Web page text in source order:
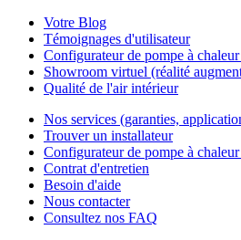
Votre Blog
Témoignages d'utilisateur
Configurateur de pompe à
Showroom virtuel (réalité
Qualité de l'air intérieur
Nos services (garanties,
Trouver un installateur
Configurateur de pompe à
Contrat d'entretien
Besoin d'aide
Nous contacter
Consultez nos FAQ